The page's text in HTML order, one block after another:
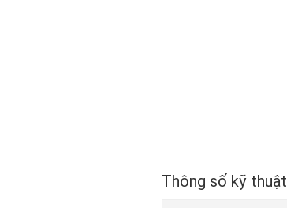
Thông số kỹ thuật